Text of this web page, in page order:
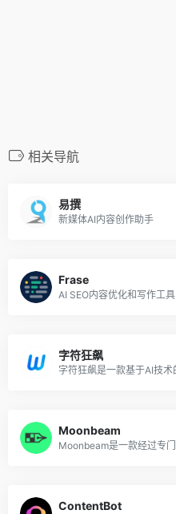
相关导航
易撰
新媒体AI内容创作助手
Frase
AI SEO内容优化和写作工具
字符狂飙
Moonbeam
ContentBot